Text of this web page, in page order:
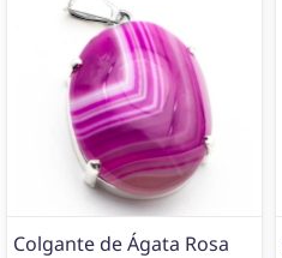
Colgante de Ágata Rosa